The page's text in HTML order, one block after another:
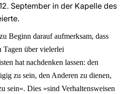
September in der Kapelle des
Beginn darauf aufmerksam, dass
Tagen über vielerlei
hat nachdenken lassen: den
zu sein, den Anderen zu dienen,
sein«. Dies »sind Verhaltensweisen